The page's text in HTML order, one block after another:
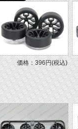
価格：396円(税込)